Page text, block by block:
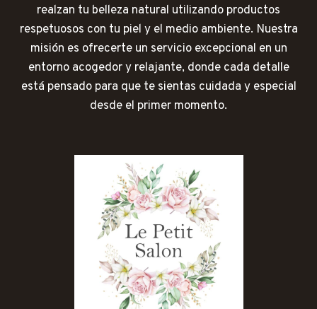
realzan tu belleza natural utilizando productos
respetuosos con tu piel y el medio ambiente. Nuestra
misión es ofrecerte un servicio excepcional en un
entorno acogedor y relajante, donde cada detalle
está pensado para que te sientas cuidada y especial
desde el primer momento.